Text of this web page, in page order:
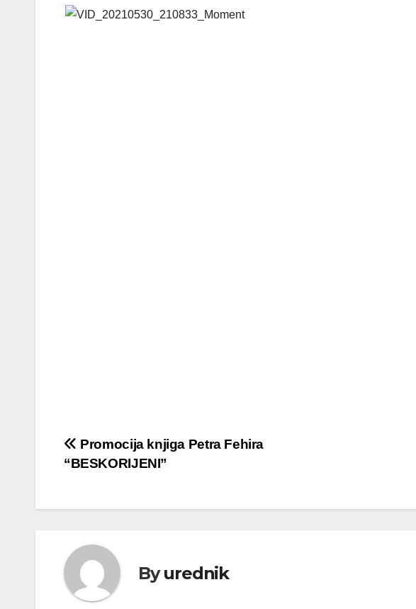
Navigacija
Promocija knjiga Petra Fehira
“BESKORIJENI”
Byurednik